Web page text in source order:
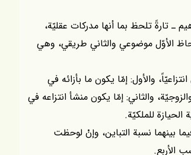
ـ تارةً تلحظ بما أنها مدركات عقليّة،
الأوّل موضوعي والثاني طريقي، وهي
والأول: إمّا يكون ما بأزائه في
والثاني: إمّا يكون منشأ انتزاعه في
الحيازة للملكيّة.
بينهما نسبة التباين، وإنْ لوحظت
الأربع.